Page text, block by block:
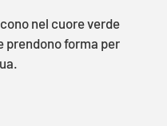
nel cuore verde
prendono forma per